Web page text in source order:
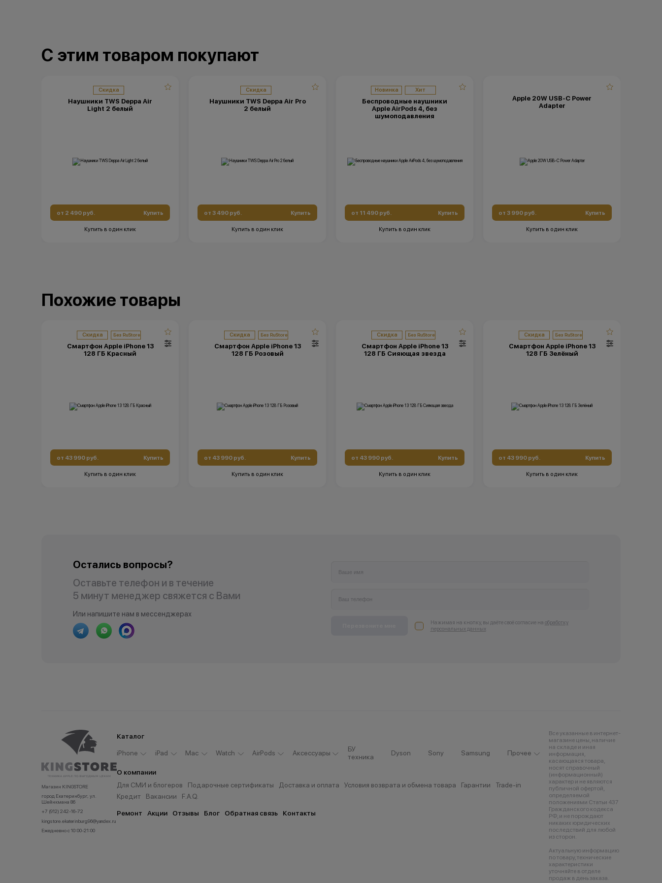
С этим товаром покупают
Скидка
Наушники TWS Deppa Air
Light 2 белый
от 2 490 руб. Купить
Купить в один клик
Скидка
Наушники TWS Deppa Air Pro
2 белый
от 3 490 руб. Купить
Купить в один клик
Новинка Хит
Беспроводные наушники
Apple AirPods 4, без
шумоподавления
от 11 490 руб. Купить
Купить в один клик
Apple 20W USB-C Power
Adapter
от 3 990 руб. Купить
Купить в один клик
Похожие товары
Скидка
Смартфон Apple iPhone 13
128 ГБ Красный
от 43 990 руб. Купить
Купить в один клик
Скидка
Смартфон Apple iPhone 13
128 ГБ Розовый
от 43 990 руб. Купить
Купить в один клик
Скидка
Смартфон Apple iPhone 13
128 ГБ Сияющая звезда
от 43 990 руб. Купить
Купить в один клик
Скидка
Смартфон Apple iPhone 13
128 ГБ Зелёный
от 43 990 руб. Купить
Купить в один клик
Остались вопросы?
Оставьте телефон и в течение
5 минут менеджер свяжется с Вами
Или напишите нам в мессенджерах
Нажимая на кнопку, вы даёте своё согласие на обработку
персональных данных
Магазин KINGSTORE
город Екатеринбург, ул.
Шейнкмана 86
+7 (912) 242-16-72
kingstore.ekaterinburg96@yandex.ru
Ежедневно с 10:00-21:00
Каталог
iPhone iPad Мас Watch AirPods Аксессуары
БУ
техника
Dyson Sony Samsung Прочее
О компании
Для СМИ и блогеров
Подарочные сертификаты Доставка и оплата Условия возврата и обмена товара Гарантии
Trade-in
Кредит
Вакансии F.A.Q.
Ремонт Акции Отзывы Блог Обратная связь Контакты
Все указанные в интернет-
магазине цены, наличие
на складе и иная
информация,
касающаяся товара,
носят справочный
(информационный)
характер и не являются
публичной офертой,
определяемой
положениями Статьи 437
Гражданского кодекса
РФ, и не порождают
никаких юридических
последствий для любой
из сторон.
Актуальную информацию
по товару, технические
характеристики
уточняйте в отделе
продаж в день заказа.